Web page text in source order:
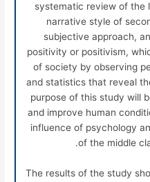
systematic review of the
narrative style of
subjective approach,
positivity or positivism,
of society by observing
and statistics that reveal
purpose of this study will
and improve human
influence of psychology
of the middle
The results of the study